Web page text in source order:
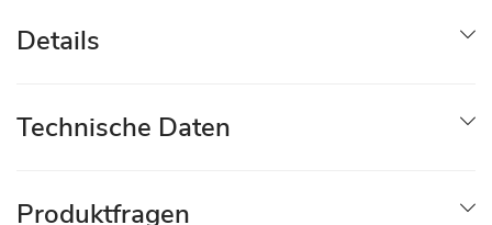
Details
Technische Daten
Produktfragen